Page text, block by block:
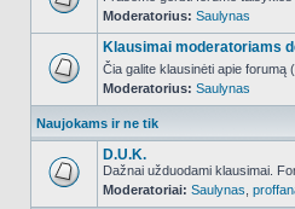
NO_UNREAD_POSTS
Moderatorius: Saulynas
NO_UNREAD_POSTS
Klausimai moderatoriams
Čia galite klausinėti apie
Moderatorius: Saulynas
Naujokams ir ne tik
NO_UNREAD_POSTS
D.U.K.
Dažnai užduodami klausimai.
Moderatoriai: Saulynas